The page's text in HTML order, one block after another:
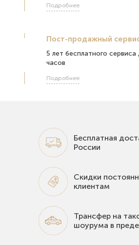
Подробнее
Пост-продажный
5 лет бесплатного
часов
Подробнее
Бесплатная
России
Скидки
клиентам
Трансфер на
шоурума в